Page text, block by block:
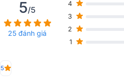
5/5
25 đánh giá
4
3
2
1
5